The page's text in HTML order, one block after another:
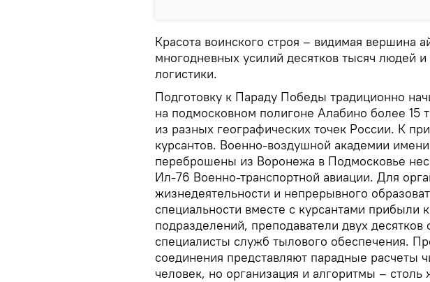
Красота воинского строя – видимая вершина
многодневных усилий десятков тысяч людей и
логистики.
Подготовку к Параду Победы традиционно
на подмосковном полигоне Алабино более 15
из разных географических точек России. К
курсантов. Военно-воздушной академии
переброшены из Воронежа в Подмосковье
Ил-76 Военно-транспортной авиации. Для
жизнедеятельности и непрерывного
специальности вместе с курсантами прибыли
подразделений, преподаватели двух десятков
специалисты служб тылового обеспечения.
соединения представляют парадные расчеты
человек, но организация и алгоритмы –